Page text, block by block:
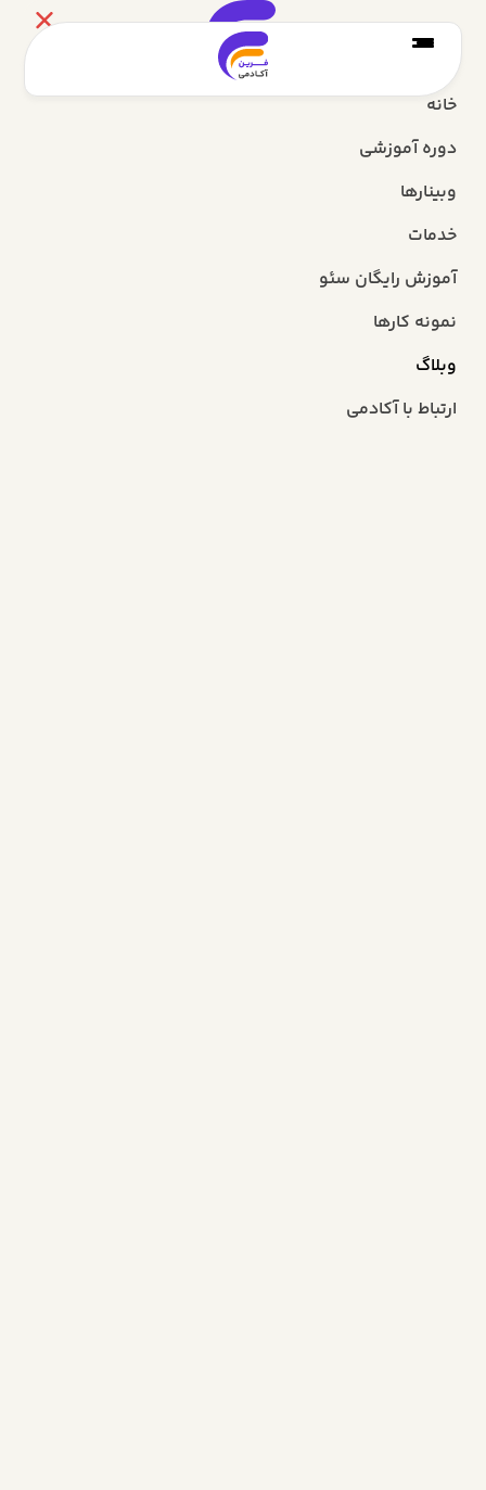
خانه
دوره آموزشی
وبینارها
خدمات
آموزش رایگان سئو
نمونه کارها
وبلاگ
ارتباط با آکادمی